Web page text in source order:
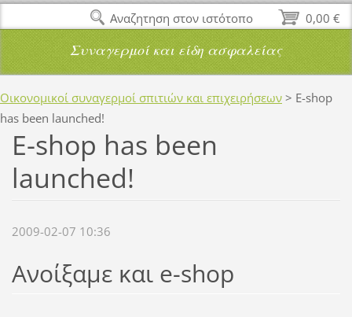
Συναγερμοί και είδη ασφαλείας
Οικονομικοί συναγερμοί σπιτιών και επιχειρήσεων > E-shop
has been launched!
E-shop has been
launched!
2009-02-07 10:36
Ανοίξαμε και e-shop
0,00 €
Αναζητηση στον ιστότοπο